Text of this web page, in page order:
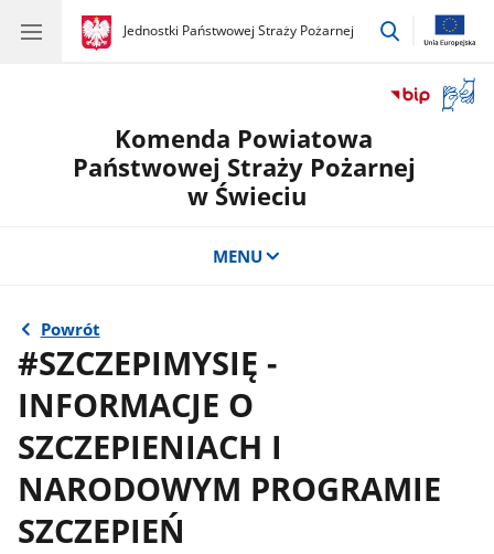
gov.pl
Jednostki Państwowej Straży Pożarnej
gov.pl
Jednostki
przejdź
okno
Komenda Powiatowa
Państwowej Straży Pożarnej
w Świeciu
MENU
Powrót
#SZCZEPIMYSIĘ -
INFORMACJE O
SZCZEPIENIACH I
NARODOWYM PROGRAMIE
SZCZEPIEŃ